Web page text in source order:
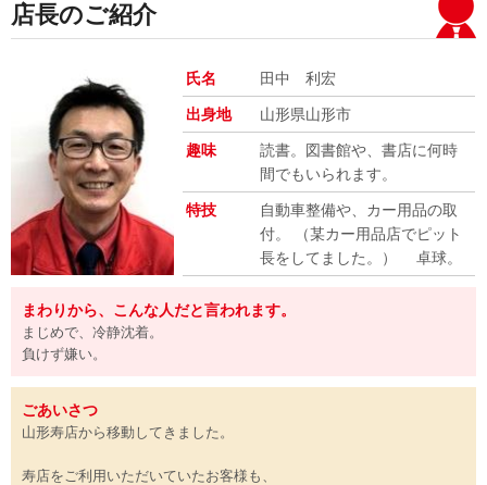
店長のご紹介
氏名 田中 利宏
出身地 山形県山形市
趣味
読書。図書館や、書店に何時
間でもいられます。
特技
自動車整備や、カー用品の取
付。 （某カー用品店でピット
長をしてました。） 卓球。
まわりから、こんな人だと言われます。
まじめで、冷静沈着。
負けず嫌い。
ごあいさつ
山形寿店から移動してきました。
寿店をご利用いただいていたお客様も、